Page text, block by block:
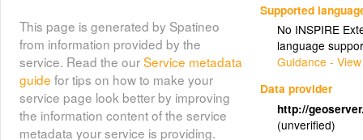
Supported
No INSPIRE
language
Guidance -
Data provider
http://
(unverified)
hrb_thema20_bosbouw17501850
(erfgoedwiki:hrb_thema20_bosbouw17501850)
fl_waterscheidingen
(erfgoedwiki:fl_waterscheidingen)
This page is generated by Spatineo
from information provided by the
service. Read the ourService metadata
guide for tips on how to make your
service page look better by improving
the information content of the service
metadata your service is providing.